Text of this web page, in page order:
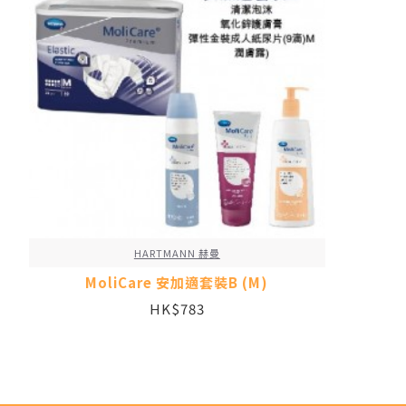
HARTMANN 赫曼
MoliCare 安加適套裝B (M)
HK$783